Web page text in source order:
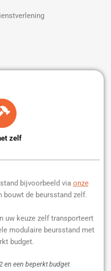
zelf
bijvoorbeeld via onze
bouwt de beursstand zelf.
uw keuze zelf transporteert
modulaire beursstand met
budget.
en een beperkt budget